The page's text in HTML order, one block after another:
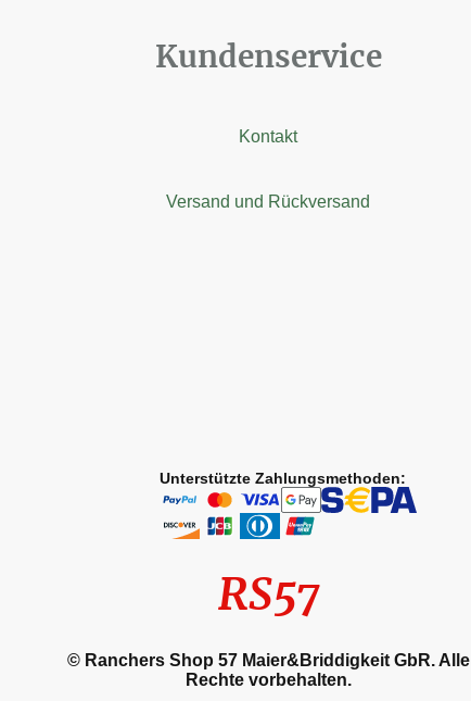
Kundenservice
Kontakt
Versand und Rückversand
Unterstützte Zahlungsmethoden:
RS57
© Ranchers Shop 57 Maier&Briddigkeit GbR. Alle
Rechte vorbehalten.